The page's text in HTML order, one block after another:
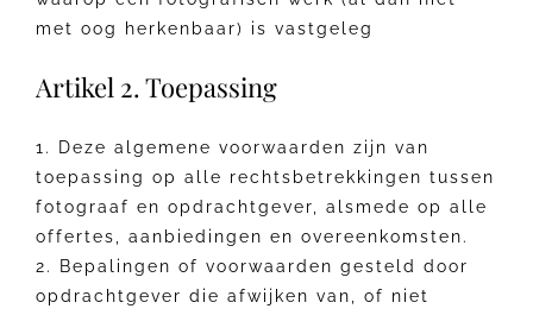
met oog herkenbaar) is vastgeleg
Artikel 2. Toepassing
1. Deze algemene voorwaarden zijn van
toepassing op alle rechtsbetrekkingen tussen
fotograaf en opdrachtgever, alsmede op alle
offertes, aanbiedingen en overeenkomsten.
2. Bepalingen of voorwaarden gesteld door
opdrachtgever die afwijken van, of niet